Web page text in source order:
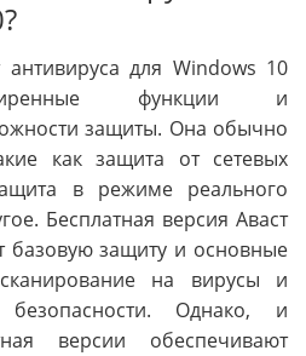
антивируса для Windows 10
функции и
защиты. Она обычно
как защита от сетевых
в режиме реального
Бесплатная версия Аваст
базовую защиту и основные
на вирусы и
Однако, и
версии обеспечивают